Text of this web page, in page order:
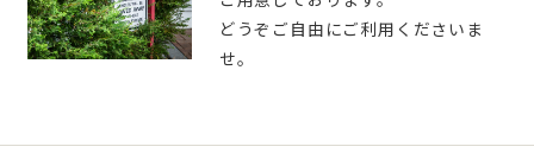
どうぞご自由にご利用くださいま
せ。